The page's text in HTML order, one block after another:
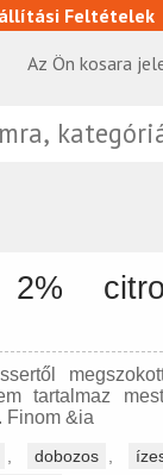
Feltételek
Az Ön kosara
tartalmaz
Finom &ia
dobozos